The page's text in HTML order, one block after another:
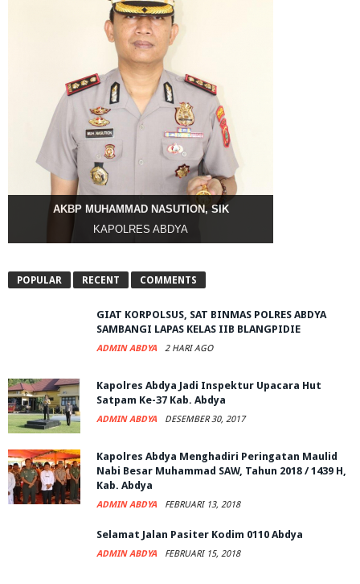
AKBP MUHAMMAD NASUTION, SIK
KAPOLRES ABDYA
POPULAR RECENT COMMENTS
GIAT KORPOLSUS, SAT BINMAS POLRES ABDYA
SAMBANGI LAPAS KELAS IIB BLANGPIDIE
ADMIN ABDYA 2 HARI AGO
Kapolres Abdya Jadi Inspektur Upacara Hut
Satpam Ke-37 Kab. Abdya
ADMIN ABDYA DESEMBER 30, 2017
Kapolres Abdya Menghadiri Peringatan Maulid
Nabi Besar Muhammad SAW, Tahun 2018 / 1439 H,
Kab. Abdya
ADMIN ABDYA FEBRUARI 13, 2018
Selamat Jalan Pasiter Kodim 0110 Abdya
ADMIN ABDYA FEBRUARI 15, 2018